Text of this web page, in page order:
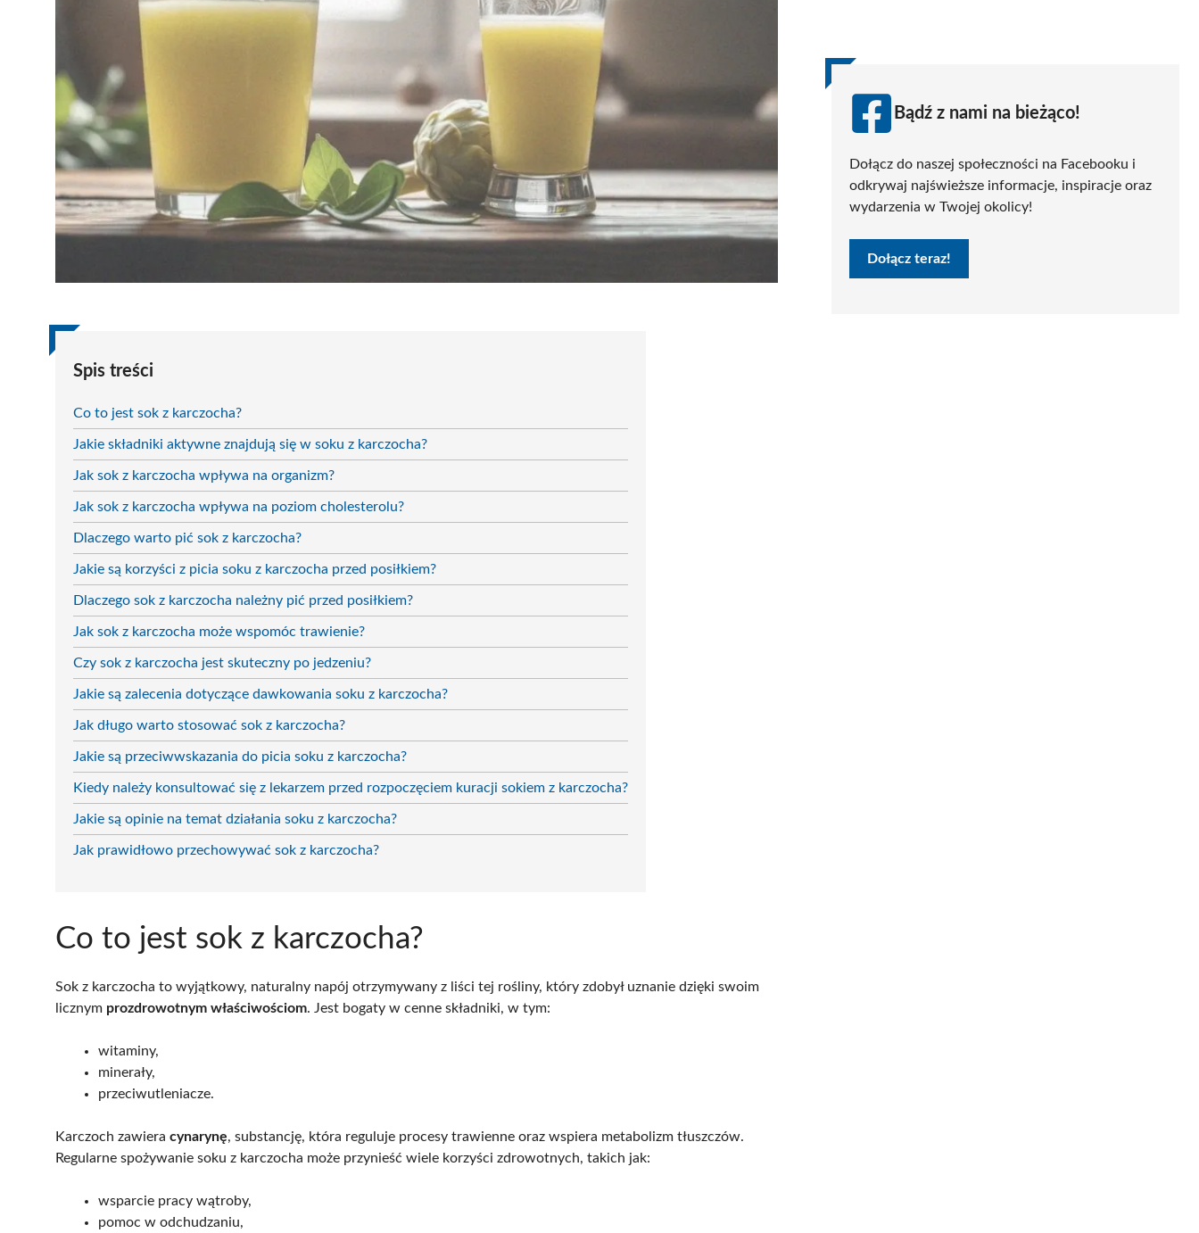
Spis treści
Co to jest sok z karczocha?
Jakie składniki aktywne znajdują się w soku z karczocha?
Jak sok z karczocha wpływa na organizm?
Jak sok z karczocha wpływa na poziom cholesterolu?
Dlaczego warto pić sok z karczocha?
Jakie są korzyści z picia soku z karczocha przed posiłkiem?
Dlaczego sok z karczocha należny pić przed posiłkiem?
Jak sok z karczocha może wspomóc trawienie?
Czy sok z karczocha jest skuteczny po jedzeniu?
Jakie są zalecenia dotyczące dawkowania soku z karczocha?
Jak długo warto stosować sok z karczocha?
Jakie są przeciwwskazania do picia soku z karczocha?
Kiedy należy konsultować się z lekarzem przed rozpoczęciem kuracji sokiem z karczocha?
Jakie są opinie na temat działania soku z karczocha?
Jak prawidłowo przechowywać sok z karczocha?
Co to jest sok z karczocha?
Sok z karczocha to wyjątkowy, naturalny napój otrzymywany z liści tej rośliny, który zdobył uznanie dzięki swoim
licznym prozdrowotnym właściwościom. Jest bogaty w cenne składniki, w tym:
witaminy,
minerały,
przeciwutleniacze.
Karczoch zawiera cynarynę, substancję, która reguluje procesy trawienne oraz wspiera metabolizm tłuszczów.
Regularne spożywanie soku z karczocha może przynieść wiele korzyści zdrowotnych, takich jak:
wsparcie pracy wątroby,
pomoc w odchudzaniu,
Bądź z nami na bieżąco!
Dołącz do naszej społeczności na Facebooku i
odkrywaj najświeższe informacje, inspiracje oraz
wydarzenia w Twojej okolicy!
Dołącz teraz!